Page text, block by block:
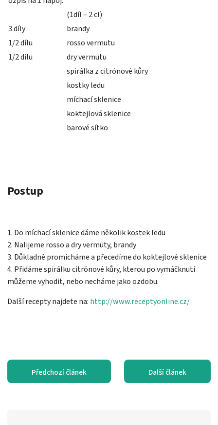
(1díl – 2 cl)
3 díly
brandy
1/2 dílu
rosso vermutu
1/2 dílu
dry vermutu
spirálka z citrónové kůry
kostky ledu
míchací sklenice
koktejlová sklenice
barové sítko
Postup
1. Do míchací sklenice dáme několik kostek ledu
2. Nalijeme rosso a dry vermuty, brandy
3. Důkladně promícháme a přecedíme do koktejlové sklenice
4. Přidáme spirálku citrónové kůry, kterou po vymáčknutí
můžeme vyhodit, nebo necháme jako ozdobu.
Další recepty najdete na: http://www.receptyonline.cz/
Předchozí článek Další článek